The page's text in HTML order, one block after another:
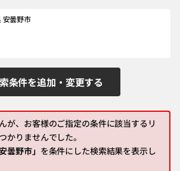
安曇野市
条件を追加・変更する
が、お客様のご指定の条件に該当するリ
かりませんでした。
曇野市」 を条件にした検索結果を表示し